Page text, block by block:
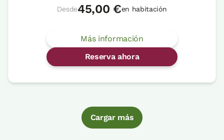
Desde45,00 €en habitación
Más información
Reserva ahora
Cargar más